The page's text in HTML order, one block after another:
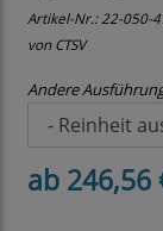
Artikel-Nr.:22-050-
von CTSV
Andere
ab 246,56